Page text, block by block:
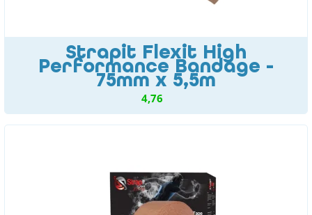
Strapit Flexit High
Performance Bandage -
75mm x 5,5m
4,76